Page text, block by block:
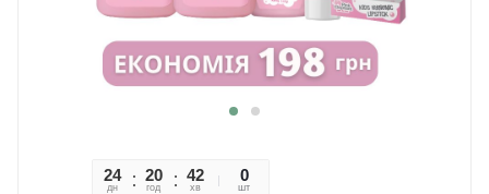
24
дн
20
год
42
хв
09
сек
0
шт